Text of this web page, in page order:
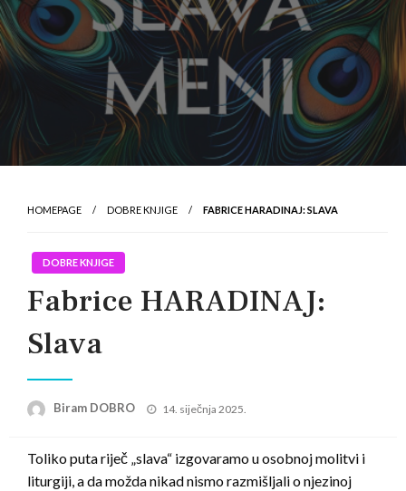
HOMEPAGE DOBRE KNJIGE FABRICE HARADINAJ: SLAVA
DOBRE KNJIGE
Fabrice HARADINAJ:
Slava
Biram DOBRO
Posted
14. siječnja 2025.
Toliko puta riječ „slava“ izgovaramo u osobnoj molitvi i
liturgiji, a da možda nikad nismo razmišljali o njezinoj